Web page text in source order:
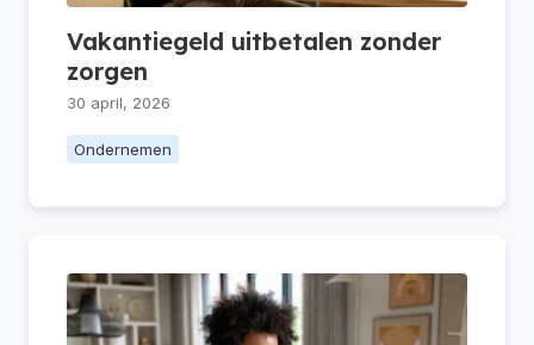
Vakantiegeld uitbetalen zonder
zorgen
30 april, 2026
Ondernemen